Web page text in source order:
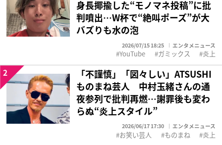
身長揶揄した“モノマネ投稿”に批
判噴出…W杯で“絶叫ポーズ”が大
バズりも水の泡
2026/07/15 18:25 エンタメニュース
YouTube ガミックス 炎上
「不謹慎」「図々しい」ATSUSHI
ものまね芸人 中村玉緒さんの通
夜参列で批判再燃…謝罪後も変わ
らぬ“炎上スタイル”
2026/06/17 17:30 エンタメニュース
2
お笑い芸人 ものまね 炎上